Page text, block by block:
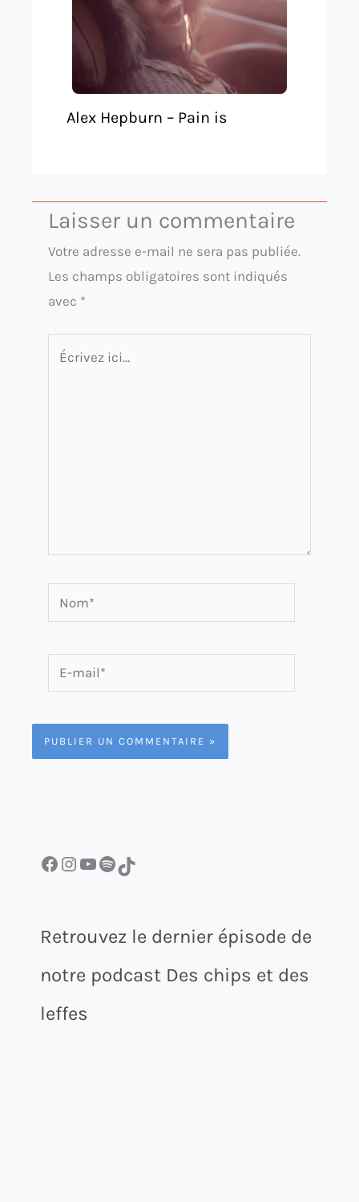
Alex Hepburn – Pain is
Laisser un commentaire
Votre adresse e-mail ne sera pas publiée.
Les champs obligatoires sont indiqués
avec *
Écrivez
Nom*
mail*
Facebook InstagramYouTube Spotify TikTok
Retrouvez le dernier épisode de
notre podcast Des chips et des
leffes